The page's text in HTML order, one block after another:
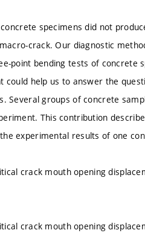
specimens did not
crack. Our diagnostic
point bending tests of concrete
help us to answer the
Several groups of concrete
This contribution
experimental results of one
crack mouth opening
crack mouth opening